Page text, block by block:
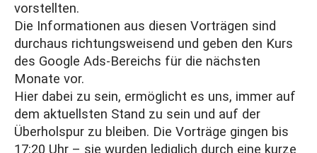
vorstellten.
Die Informationen aus diesen Vorträgen sind
durchaus richtungsweisend und geben den Kurs
des Google Ads-Bereichs für die nächsten
Monate vor.
Hier dabei zu sein, ermöglicht es uns, immer auf
dem aktuellsten Stand zu sein und auf der
Überholspur zu bleiben. Die Vorträge gingen bis
17:20 Uhr – sie wurden lediglich durch eine kurze